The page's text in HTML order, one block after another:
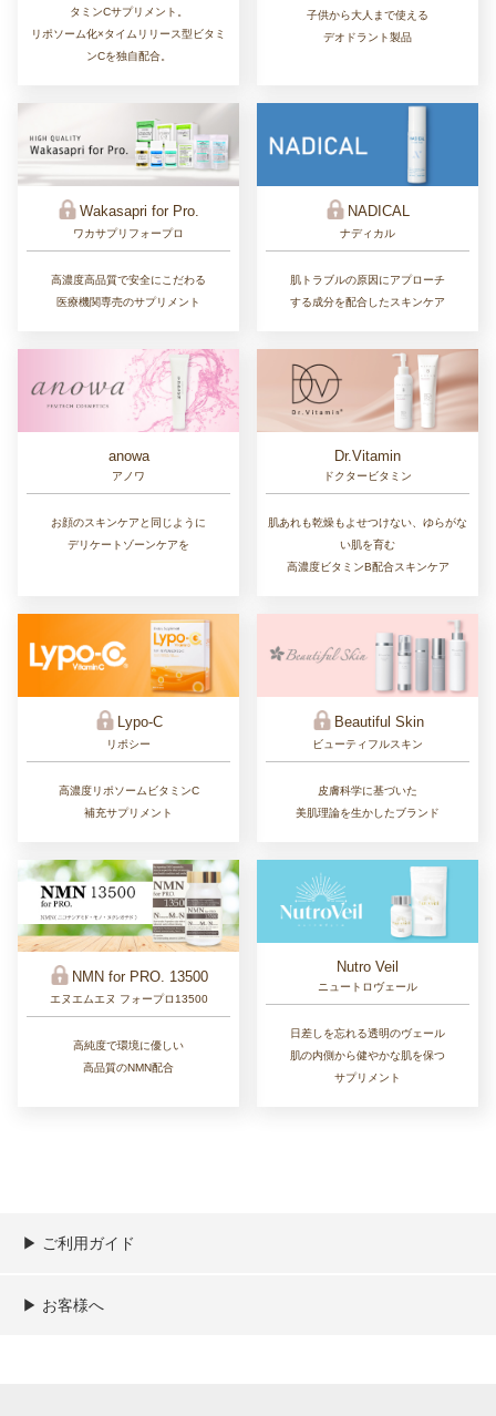
タミンCサプリメント。
リポソーム化×タイムリリース型ビタミ
ンCを独自配合。
子供から大人まで使える
デオドラント製品
Wakasapri for Pro.
ワカサプリフォープロ
高濃度高品質で安全にこだわる
医療機関専売のサプリメント
NADICAL
ナディカル
肌トラブルの原因にアプローチ
する成分を配合したスキンケア
anowa
アノワ
お顔のスキンケアと同じように
デリケートゾーンケアを
Dr.Vitamin
ドクタービタミン
肌あれも乾燥もよせつけない、ゆらがな
い肌を育む
高濃度ビタミンB配合スキンケア
Lypo-C
リポシー
高濃度リポソームビタミンC
補充サプリメント
Beautiful Skin
ビューティフルスキン
皮膚科学に基づいた
美肌理論を生かしたブランド
NMN for PRO. 13500
エヌエムエヌ フォープロ13500
高純度で環境に優しい
高品質のNMN配合
Nutro Veil
ニュートロヴェール
日差しを忘れる透明のヴェール
肌の内側から健やかな肌を保つ
サプリメント
▶︎ ご利用ガイド
ご利用ガイド
決済／配送／送料について
取り扱い商品一覧
顧客情報の取扱について
特定商取引法の表記
▶︎ お客様へ